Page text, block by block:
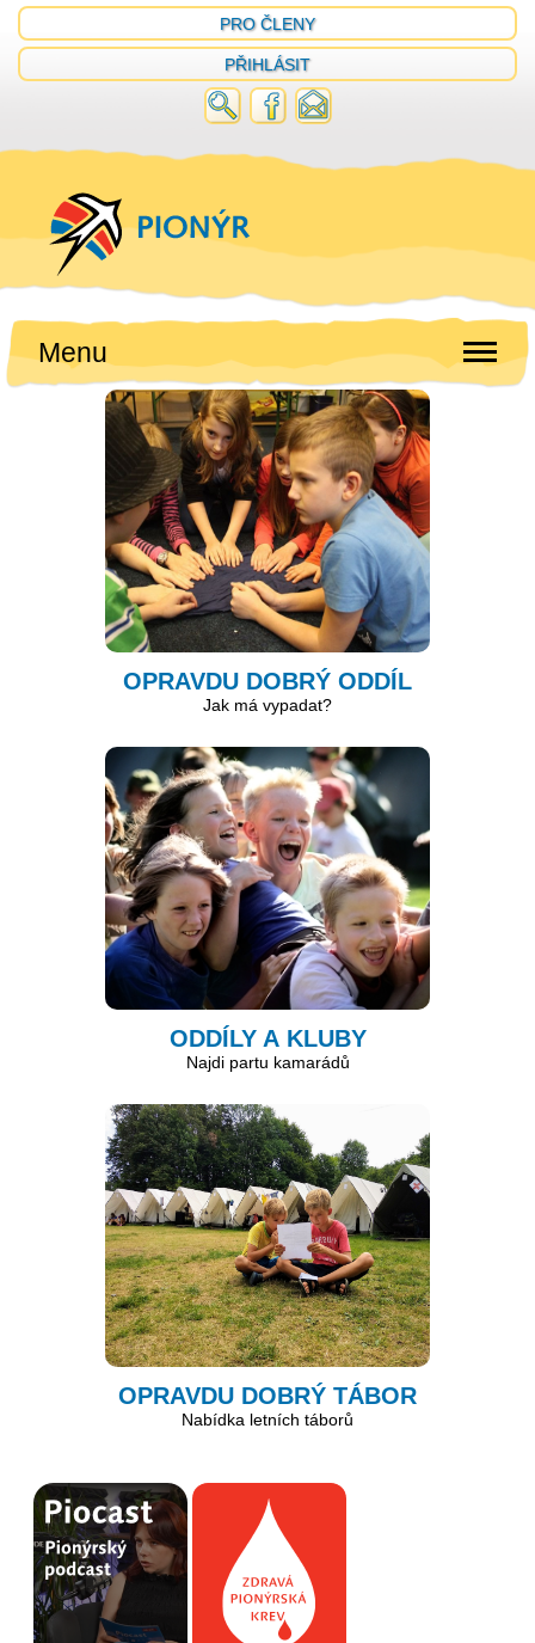
PRO ČLENY
PŘIHLÁSIT
Menu
OPRAVDU DOBRÝ ODDÍL
Jak má vypadat?
ODDÍLY A KLUBY
Najdi partu kamarádů
OPRAVDU DOBRÝ TÁBOR
Nabídka letních táborů